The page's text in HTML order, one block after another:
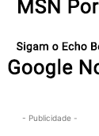
- Publicidade -